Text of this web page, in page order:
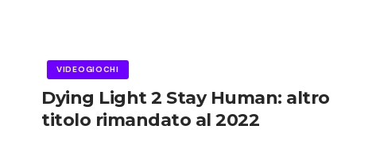
VIDEOGIOCHI
Dying Light 2 Stay Human: altro
titolo rimandato al 2022